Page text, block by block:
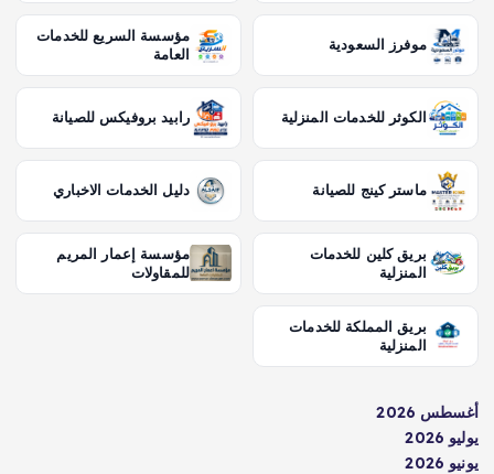
موفرز السعودية
مؤسسة السريع للخدمات
العامة
الكوثر للخدمات المنزلية رابيد بروفيكس للصيانة
ماستر كينج للصيانة دليل الخدمات الاخباري
بريق كلين للخدمات
المنزلية
مؤسسة إعمار المريم
للمقاولات
بريق المملكة للخدمات
المنزلية
أغسطس 2026
يوليو 2026
يونيو 2026